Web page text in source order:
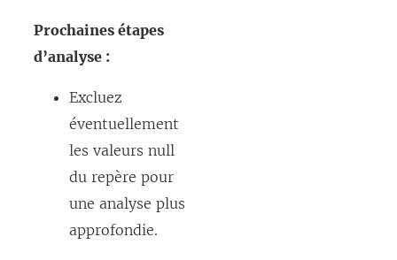
Prochaines étapes
d’analyse :
Excluez
éventuellement
les valeurs null
du repère pour
une analyse plus
approfondie.